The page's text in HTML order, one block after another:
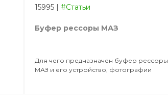
15995 | #Статьи
Буфер рессоры МАЗ
Для чего предназначен буфер рессоры
МАЗ и его устройство, фотографии